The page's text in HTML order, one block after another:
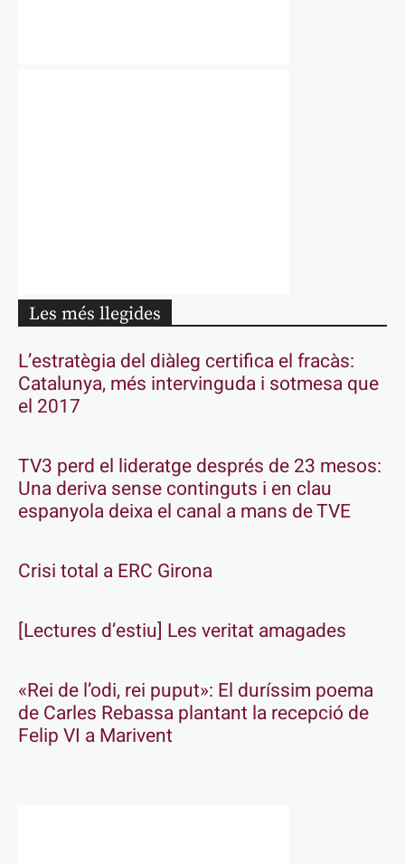
Les més llegides
L’estratègia del diàleg certifica el fracàs:
Catalunya, més intervinguda i sotmesa que
el 2017
TV3 perd el lideratge després de 23 mesos:
Una deriva sense continguts i en clau
espanyola deixa el canal a mans de TVE
Crisi total a ERC Girona
[Lectures d’estiu] Les veritat amagades
«Rei de l’odi, rei puput»: El duríssim poema
de Carles Rebassa plantant la recepció de
Felip VI a Marivent